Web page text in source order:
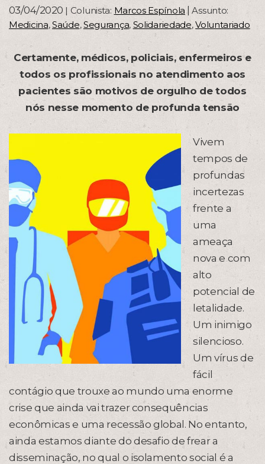
03/04/2020 | Colunista: Marcos Espínola |Assunto:
Medicina,Saúde,Segurança, Solidariedade,Voluntariado
Certamente, médicos, policiais, enfermeiros e
todos os profissionais no atendimento aos
pacientes são motivos de orgulho de todos
nós nesse momento de profunda tensão
Vivem
tempos de
profundas
incertezas
frente a
uma
ameaça
nova e com
alto
potencial de
letalidade.
Um inimigo
silencioso.
Um vírus de
fácil
contágio que trouxe ao mundo uma enorme
crise que ainda vai trazer consequências
econômicas e uma recessão global. No entanto,
ainda estamos diante do desafio de frear a
disseminação, no qual o isolamento social é a